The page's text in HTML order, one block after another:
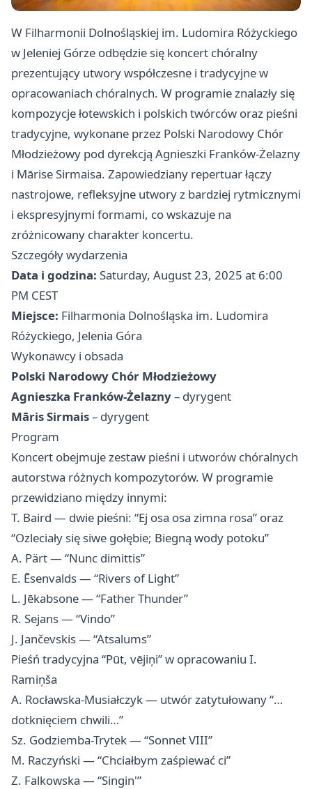
W Filharmonii Dolnośląskiej im. Ludomira Różyckiego
w Jeleniej Górze odbędzie się koncert chóralny
prezentujący utwory współczesne i tradycyjne w
opracowaniach chóralnych. W programie znalazły się
kompozycje łotewskich i polskich twórców oraz pieśni
tradycyjne, wykonane przez Polski Narodowy Chór
Młodzieżowy pod dyrekcją Agnieszki Franków-Żelazny
i Mārise Sirmaisa. Zapowiedziany repertuar łączy
nastrojowe, refleksyjne utwory z bardziej rytmicznymi
i ekspresyjnymi formami, co wskazuje na
zróżnicowany charakter koncertu.
Szczegóły wydarzenia
Data i godzina: Saturday, August 23, 2025 at 6:00
PM CEST
Miejsce: Filharmonia Dolnośląska im. Ludomira
Różyckiego, Jelenia Góra
Wykonawcy i obsada
Polski Narodowy Chór Młodzieżowy
Agnieszka Franków-Żelazny– dyrygent
Māris Sirmais– dyrygent
Program
Koncert obejmuje zestaw pieśni i utworów chóralnych
autorstwa różnych kompozytorów. W programie
przewidziano między innymi:
T. Baird — dwie pieśni: “Ej osa osa zimna rosa” oraz
“Ozleciały się siwe gołębie; Biegną wody potoku”
A. Pärt — “Nunc dimittis”
E. Ēsenvalds — “Rivers of Light”
L. Jēkabsone — “Father Thunder”
R. Sejans — “Vindo”
J. Jančevskis — “Atsalums”
Pieśń tradycyjna “Pūt, vējiņi” w opracowaniu I.
Ramiņša
A. Rocławska-Musiałczyk — utwór zatytułowany “…
dotknięciem chwili…”
Sz. Godziemba-Trytek — “Sonnet VIII”
M. Raczyński — “Chciałbym zaśpiewać ci”
Z. Falkowska — “Singin'”